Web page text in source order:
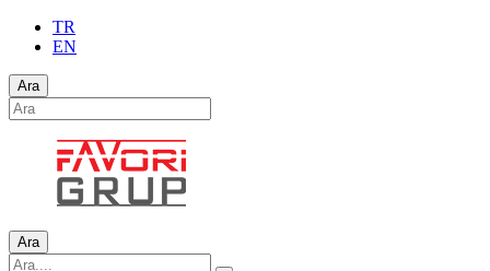
TR
EN
Ara
Ara